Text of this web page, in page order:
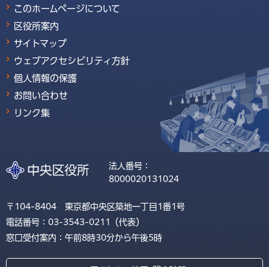
このホームページについて
区役所案内
サイトマップ
ウェブアクセシビリティ方針
個人情報の保護
お問い合わせ
リンク集
法人番号：
8000020131024
〒104-8404 東京都中央区築地一丁目1番1号
電話番号：03-3543-0211（代表）
窓口受付案内：午前8時30分から午後5時